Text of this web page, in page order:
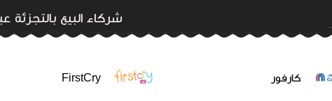
شركاء البيع بالتجزئة
FirstCry كارفور